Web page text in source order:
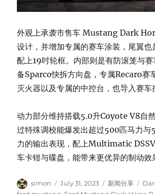
外观上承袭市售车 Mustang Dark
设计，并增加专属的赛车涂装，尾翼也
配上19吋轮框。内部则是有防滚笼与
备Sparco快拆方向盘，专属Recaro赛
灭火器以及专属的中控台，也导入赛车
动力部分维持搭载5.0升Coyote V8自
过特殊调校能爆发出超过500匹马力与
力的输出表现，配上Multimatic
车卡钳与碟盘，能带来更优异的制动效
Author
simon
Posted
July 31, 2023 Categories
新闻分享